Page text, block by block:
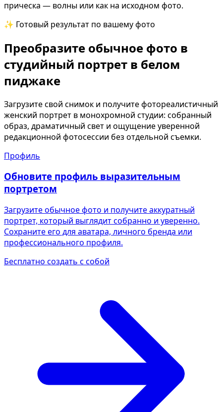
прическа — волны или как на исходном фото.
✨ Готовый результат по вашему фото
Преобразите обычное фото в
студийный портрет в белом
пиджаке
Загрузите свой снимок и получите фотореалистичный
женский портрет в монохромной студии: собранный
образ, драматичный свет и ощущение уверенной
редакционной фотосессии без отдельной съемки.
Профиль
Обновите профиль выразительным
портретом
Загрузите обычное фото и получите аккуратный
портрет, который выглядит собранно и уверенно.
Сохраните его для аватара, личного бренда или
профессионального профиля.
Бесплатно создать с собой